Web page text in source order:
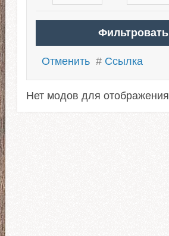
Отменить # Ссылка
Нет модов для отображения